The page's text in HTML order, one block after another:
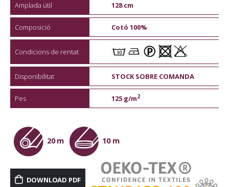
Amplada útil 128 cm
Composició Cotó 100%
Condicions de rentat
Disponibilitat STOCK SOBRE COMANDA
Pes 125 g/m2
20 m 10 m
DOWNLOAD PDF